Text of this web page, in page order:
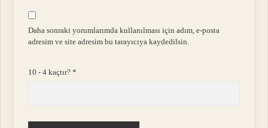
Daha sonraki yorumlarımda kullanılması için adım, e-posta
adresim ve site adresim bu tarayıcıya kaydedilsin.
10 - 4 kaçtır?*